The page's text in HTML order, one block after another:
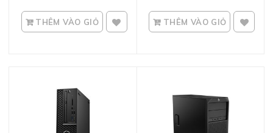
THÊM VÀO GIỎ THÊM VÀO GIỎ